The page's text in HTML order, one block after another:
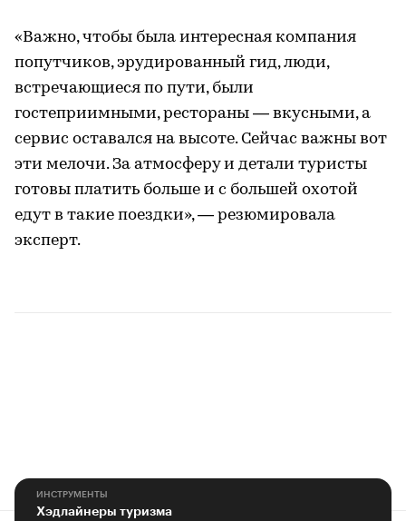
«Важно, чтобы была интересная компания
попутчиков, эрудированный гид, люди,
встречающиеся по пути, были
гостеприимными, рестораны — вкусными, а
сервис оставался на высоте. Сейчас важны вот
эти мелочи. За атмосферу и детали туристы
готовы платить больше и с большей охотой
едут в такие поездки», — резюмировала
эксперт.
ИНСТРУМЕНТЫ
Хэдлайнеры туризма